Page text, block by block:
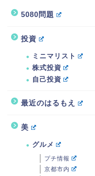
5080問題
投資
ミニマリスト
株式投資
自己投資
最近のはるもえ
美
グルメ
プチ情報
京都市内